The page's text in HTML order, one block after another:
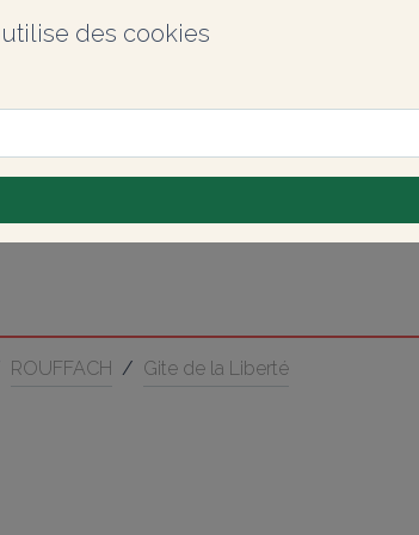
des cookies
ROUFFACH / Gite de la Liberté